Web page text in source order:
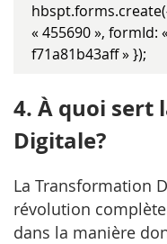
« 455690 », formId:
f71a81b43aff » });
4. À quoi sert
Digitale?
La Transformation
révolution
dans la manière